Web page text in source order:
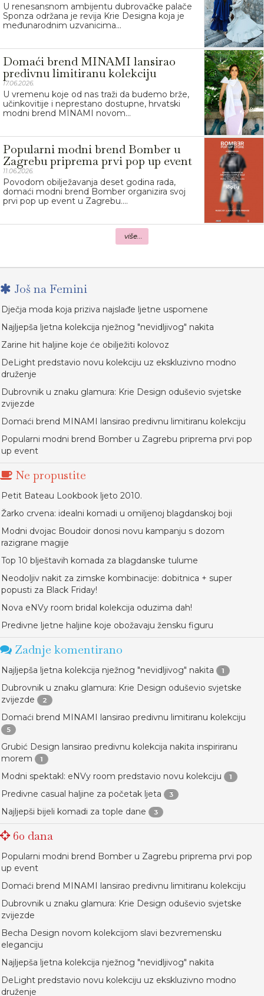
U renesansnom ambijentu dubrovačke palače
Sponza održana je revija Krie Designa koja je
međunarodnim uzvanicima...
Domaći brend MINAMI lansirao
predivnu limitiranu kolekciju
17.06.2026.
U vremenu koje od nas traži da budemo brže,
učinkovitije i neprestano dostupne, hrvatski
modni brend MINAMI novom...
Popularni modni brend Bomber u
Zagrebu priprema prvi pop up event
11.06.2026.
Povodom obilježavanja deset godina rada,
domaći modni brend Bomber organizira svoj
prvi pop up event u Zagrebu....
više...
Još na Femini
Dječja moda koja priziva najslađe ljetne uspomene
Najljepša ljetna kolekcija nježnog "nevidljivog" nakita
Zarine hit haljine koje će obilježiti kolovoz
DeLight predstavio novu kolekciju uz ekskluzivno modno
druženje
Dubrovnik u znaku glamura: Krie Design oduševio svjetske
zvijezde
Domaći brend MINAMI lansirao predivnu limitiranu kolekciju
Popularni modni brend Bomber u Zagrebu priprema prvi pop
up event
Ne propustite
Petit Bateau Lookbook ljeto 2010.
Žarko crvena: idealni komadi u omiljenoj blagdanskoj boji
Modni dvojac Boudoir donosi novu kampanju s dozom
razigrane magije
Top 10 blještavih komada za blagdanske tulume
Neodoljiv nakit za zimske kombinacije: dobitnica + super
popusti za Black Friday!
Nova eNVy room bridal kolekcija oduzima dah!
Predivne ljetne haljine koje obožavaju žensku figuru
Zadnje komentirano
Najljepša ljetna kolekcija nježnog "nevidljivog" nakita 1
Dubrovnik u znaku glamura: Krie Design oduševio svjetske
zvijezde
2
Domaći brend MINAMI lansirao predivnu limitiranu kolekciju
5
Grubić Design lansirao predivnu kolekcija nakita inspiriranu
morem
1
Modni spektakl: eNVy room predstavio novu kolekciju 1
Predivne casual haljine za početak ljeta 3
Najljepši bijeli komadi za tople dane 3
60 dana
Popularni modni brend Bomber u Zagrebu priprema prvi pop
up event
Domaći brend MINAMI lansirao predivnu limitiranu kolekciju
Dubrovnik u znaku glamura: Krie Design oduševio svjetske
zvijezde
Becha Design novom kolekcijom slavi bezvremensku
eleganciju
Najljepša ljetna kolekcija nježnog "nevidljivog" nakita
DeLight predstavio novu kolekciju uz ekskluzivno modno
druženje